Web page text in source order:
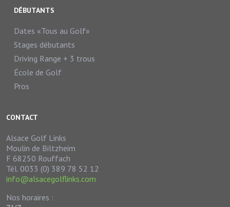
DÉBUTANTS
Dates «Tous au Golf»
Stages débutants
Driving Range + 3 trous
École de Golf
Pros
CONTACT
Alsace Golf Links
Moulin de Biltzheim
F 68250 Rouffach
Tél. 0033 (0) 389 78 52 12
info@alsacegolflinks.com
Nos horaires :